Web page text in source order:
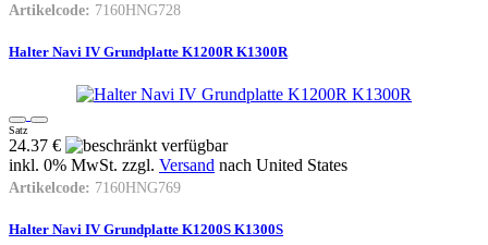
Artikelcode: 7160HNG728
Halter Navi IV Grundplatte K1200R K1300R
Satz
24.37 €
inkl. 0% MwSt. zzgl. Versand nach United States
Artikelcode: 7160HNG769
Halter Navi IV Grundplatte K1200S K1300S